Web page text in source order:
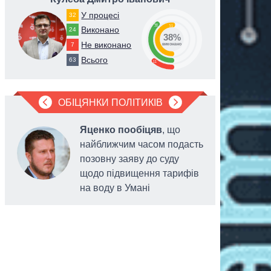
32 У процесі
24 Виконано
7 Не виконано
63 Всього 11
38 51
38%
виконано
ОБІЦЯНКИ ПОЛІТИКІВ
Яценко пообіцяв, що
найближчим часом подасть
позовну заяву до суду
щодо підвищення тарифів
на воду в Умані